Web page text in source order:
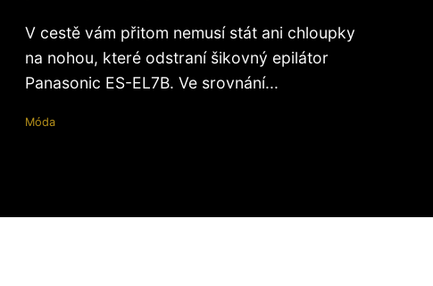
V cestě vám přitom nemusí stát ani chloupky
na nohou, které odstraní šikovný epilátor
Panasonic ES-EL7B. Ve srovnání...
Móda